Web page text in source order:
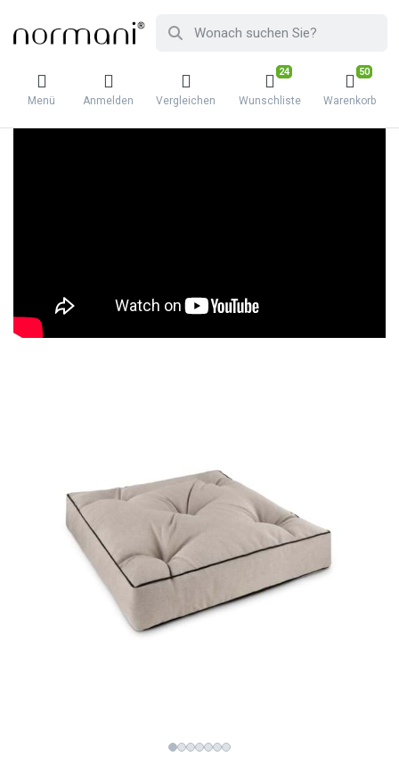
Menü Anmelden Vergleichen
24
Wunschliste
50
Warenkorb